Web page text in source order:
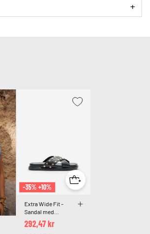
-35% +10%
Extra Wide Fit -
Sandal med
krydsede remme og
dekorative nitter
292,47 kr